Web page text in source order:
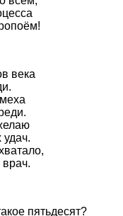
века
удач.
пятьдесят?